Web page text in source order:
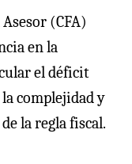
(CFA)
en la
el déficit
complejidad y
la regla fiscal.